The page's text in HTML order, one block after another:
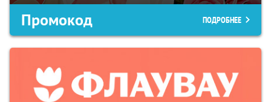
Промокод ПОДРОБНЕЕ